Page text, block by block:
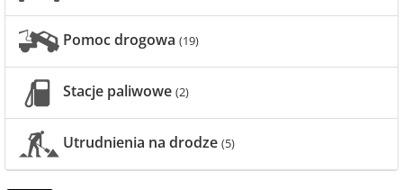
Pomoc drogowa (19)
Stacje paliwowe (2)
Utrudnienia na drodze (5)